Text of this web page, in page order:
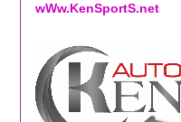
wWw.KenSportS.net